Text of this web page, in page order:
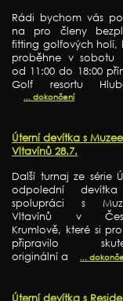
Rádi bychom vás
na pro členy
fitting golfových holí,
proběhne v sobotu
od 11:00 do 18:00
Golf resortu
... dokončení
Úterní devítka s
Vltavínů 28.7.
Další turnaj ze série
odpolední
spolupráci s
Vltavínů v
Krumlově, které si
připravilo
originální a
...
Úterní devítka s